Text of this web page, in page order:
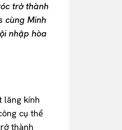
trở thành
cùng Minh
nhập hòa
lăng kính
cụ thể
thành